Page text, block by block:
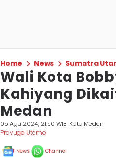
Home News Sumatra
Wali Kota
Kahiyang
Medan
05 Agu 2024, 21:50 WIB Kota Medan
Prayugo Utomo
News Channel